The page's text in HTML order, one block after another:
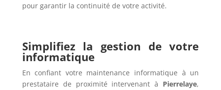
pour garantir la continuité de votre activité.
Simplifiez la gestion de votre
informatique
En confiant votre maintenance informatique à un
prestataire de proximité intervenant à Pierrelaye,